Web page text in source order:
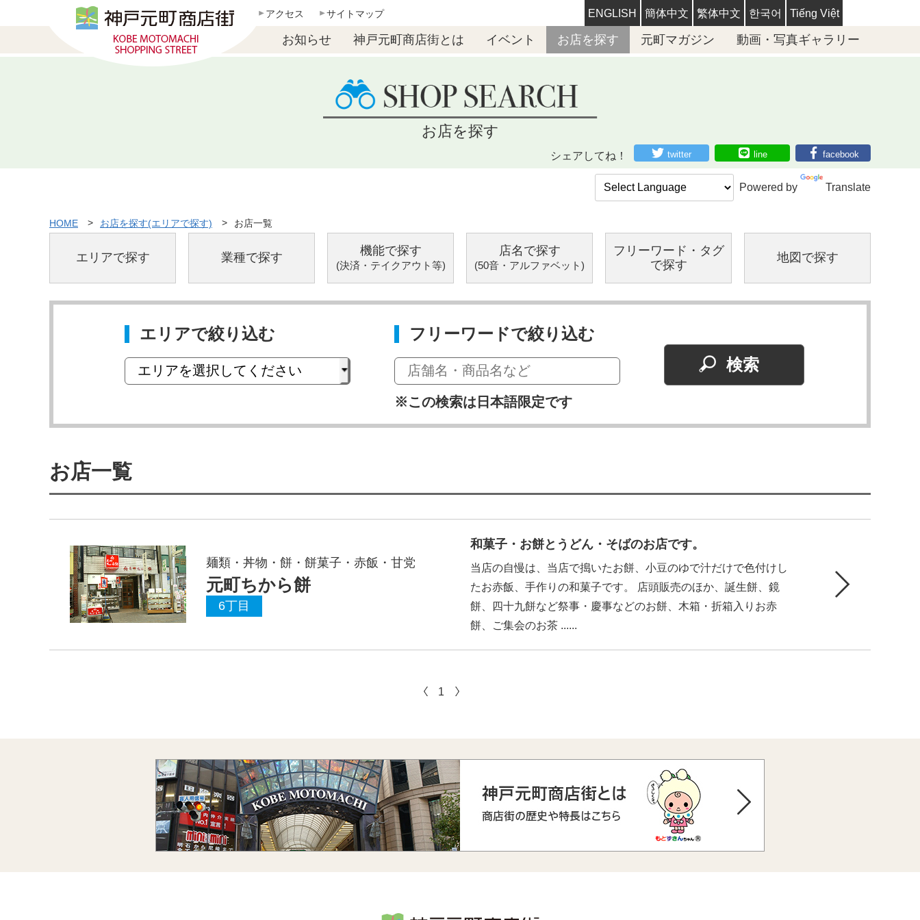
アクセス サイトマップ ENGLISH 簡体中文 繁体中文 한국어 Tiếng Việt
お知らせ 神戸元町商店街とは イベント お店を探す 元町マガジン 動画・写真ギャラリー
お店を探す
シェアしてね！ twitter line facebook
Powered by Translate
HOME お店を探す(エリアで探す) お店一覧
エリアで探す 業種で探す 機能で探す
(決済・テイクアウト等)
店名で探す
(50音・アルファベット)
フリーワード・ タグ
で探す
地図で探す
エリアで絞り込む フリーワードで絞り込む
※この検索は日本語限定です
お店一覧
麺類・丼物・餅・餅菓子・赤飯・甘党
元町ちから餅
6丁目
和菓子・お餅とうどん・そばのお店です。
当店の自慢は、当店で搗いたお餅、小豆のゆで汁だけで色付けし
たお赤飯、手作りの和菓子です。 店頭販売のほか、誕生餅、鏡
餅、四十九餅など祭事・慶事などのお餅、木箱・折箱入りお赤
餅、ご集会のお茶 ......
1